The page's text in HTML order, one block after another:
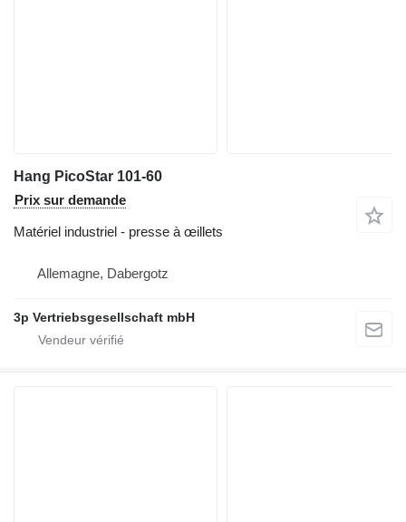
Hang PicoStar 101-60
Prix sur demande
Matériel industriel - presse à œillets
Allemagne, Dabergotz
3p Vertriebsgesellschaft mbH